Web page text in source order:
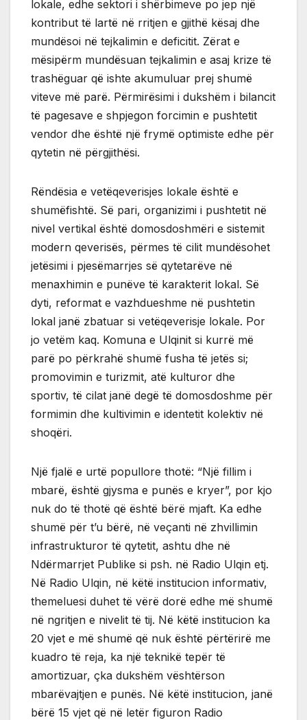
lokale, edhe sektori i shërbimeve po jep një
kontribut të lartë në rritjen e gjithë kësaj dhe
mundësoi në tejkalimin e deficitit. Zërat e
mësipërm mundësuan tejkalimin e asaj krize të
trashëguar që ishte akumuluar prej shumë
viteve më parë. Përmirësimi i dukshëm i bilancit
të pagesave e shpjegon forcimin e pushtetit
vendor dhe është një frymë optimiste edhe për
qytetin në përgjithësi.
Rëndësia e vetëqeverisjes lokale është e
shumëfishtë. Së pari, organizimi i pushtetit në
nivel vertikal është domosdoshmëri e sistemit
modern qeverisës, përmes të cilit mundësohet
jetësimi i pjesëmarrjes së qytetarëve në
menaxhimin e punëve të karakterit lokal. Së
dyti, reformat e vazhdueshme në pushtetin
lokal janë zbatuar si vetëqeverisje lokale. Por
jo vetëm kaq. Komuna e Ulqinit si kurrë më
parë po përkrahë shumë fusha të jetës si;
promovimin e turizmit, atë kulturor dhe
sportiv, të cilat janë degë të domosdoshme për
formimin dhe kultivimin e identetit kolektiv në
shoqëri.
Një fjalë e urtë popullore thotë: “Një fillim i
mbarë, është gjysma e punës e kryer”, por kjo
nuk do të thotë që është bërë mjaft. Ka edhe
shumë për t’u bërë, në veçanti në zhvillimin
infrastrukturor të qytetit, ashtu dhe në
Ndërmarrjet Publike si psh. në Radio Ulqin etj.
Në Radio Ulqin, në këtë institucion informativ,
themeluesi duhet të vërë dorë edhe më shumë
në ngritjen e nivelit të tij. Në këtë institucion ka
20 vjet e më shumë që nuk është përtërirë me
kuadro të reja, ka një teknikë tepër të
amortizuar, çka dukshëm vështërson
mbarëvajtjen e punës. Në këtë institucion, janë
bërë 15 vjet që në letër figuron Radio